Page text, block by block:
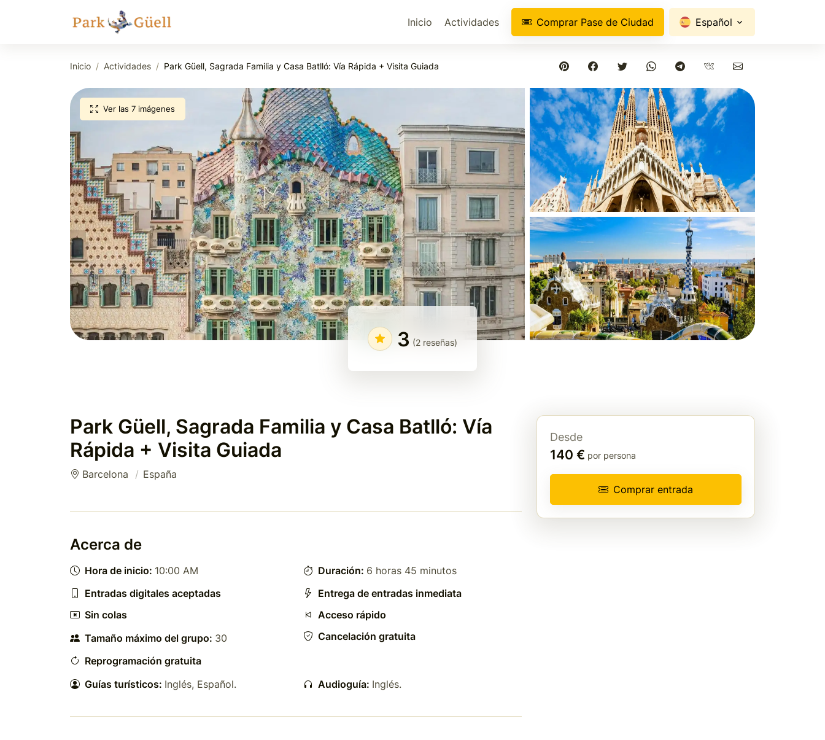
Inicio Actividades Comprar Pase de Ciudad Español
Inicio Actividades Park Güell, Sagrada Familia y Casa Batlló: Vía Rápida + Visita Guiada
Ver las 7 imágenes
3 (2 reseñas)
Park Güell, Sagrada Familia y Casa Batlló: Vía
Rápida + Visita Guiada
Barcelona España
Acerca de
Hora de inicio: 10:00 AM Duración: 6 horas 45 minutos
Entradas digitales aceptadas
Entrega de entradas inmediata
Sin colas
Acceso rápido
Tamaño máximo del grupo: 30
Cancelación gratuita
Reprogramación gratuita
Guías turísticos: Inglés, Español. Audioguía: Inglés.
Desde
140 € por persona
Comprar entrada